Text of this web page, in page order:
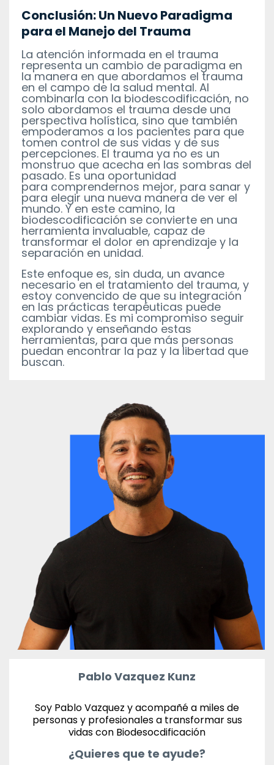
Conclusión: Un Nuevo Paradigma
para el Manejo del Trauma
La atención informada en el trauma
representa un cambio de paradigma en
la manera en que abordamos el trauma
en el campo de la salud mental. Al
combinarla con la biodescodificación, no
solo abordamos el trauma desde una
perspectiva holística, sino que también
empoderamos a los pacientes para que
tomen control de sus vidas y de sus
percepciones. El trauma ya no es un
monstruo que acecha en las sombras del
pasado. Es una oportunidad
para comprendernos mejor, para sanar y
para elegir una nueva manera de ver el
mundo. Y en este camino, la
biodescodificación se convierte en una
herramienta invaluable, capaz de
transformar el dolor en aprendizaje y la
separación en unidad.
Este enfoque es, sin duda, un avance
necesario en el tratamiento del trauma, y
estoy convencido de que su integración
en las prácticas terapéuticas puede
cambiar vidas. Es mi compromiso seguir
explorando y enseñando estas
herramientas, para que más personas
puedan encontrar la paz y la libertad que
buscan.
Pablo Vazquez Kunz
Soy Pablo Vazquez y acompañé a miles de
personas y profesionales a transformar sus
vidas con Biodesocdificación
¿Quieres que te ayude?